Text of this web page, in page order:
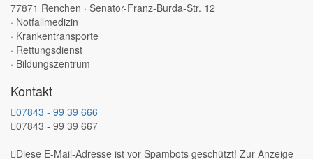
77871 Renchen · Senator-Franz-Burda-Str. 12
· Notfallmedizin
· Krankentransporte
· Rettungsdienst
· Bildungszentrum
Kontakt
07843 - 99 39 666
07843 - 99 39 667
Diese E-Mail-Adresse ist vor Spambots geschützt! Zur Anzeige